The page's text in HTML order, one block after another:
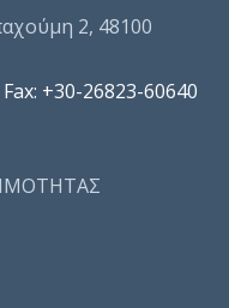
2, 48100
+30-26823-60640